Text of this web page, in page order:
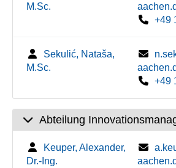
M.Sc.
+49
Sekulić, Nataša,
M.Sc.
+49
Abteilung
Keuper, Alexander,
Dr.-Ing.